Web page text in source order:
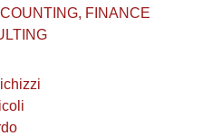
FINANCE